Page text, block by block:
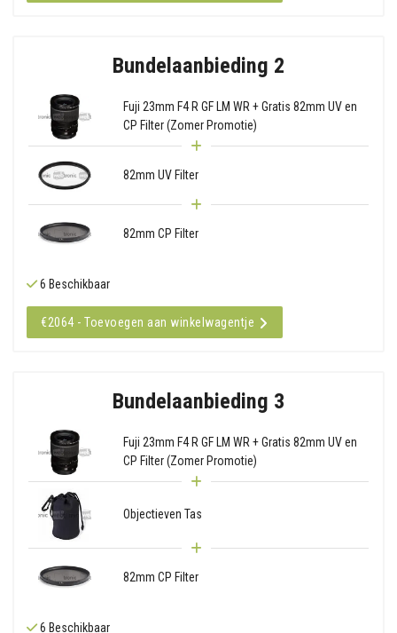
Bundelaanbieding 2
Fuji 23mm F4 R GF LM WR + Gratis 82mm UV en
CP Filter (Zomer Promotie)
82mm UV Filter
82mm CP Filter
6 Beschikbaar
€2064 - Toevoegen aan winkelwagentje
Bundelaanbieding 3
Fuji 23mm F4 R GF LM WR + Gratis 82mm UV en
CP Filter (Zomer Promotie)
Objectieven Tas
82mm CP Filter
6 Beschikbaar